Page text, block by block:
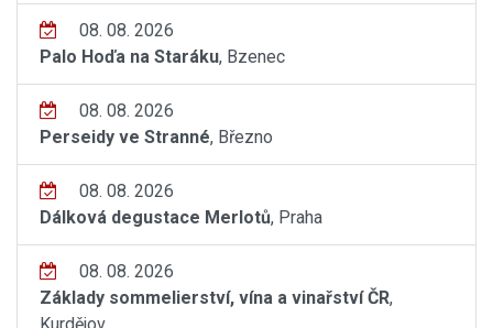
08. 08. 2026
Palo Hoďa na Staráku, Bzenec
08. 08. 2026
Perseidy ve Stranné, Březno
08. 08. 2026
Dálková degustace Merlotů, Praha
08. 08. 2026
Základy sommelierství, vína a vinařství ČR,